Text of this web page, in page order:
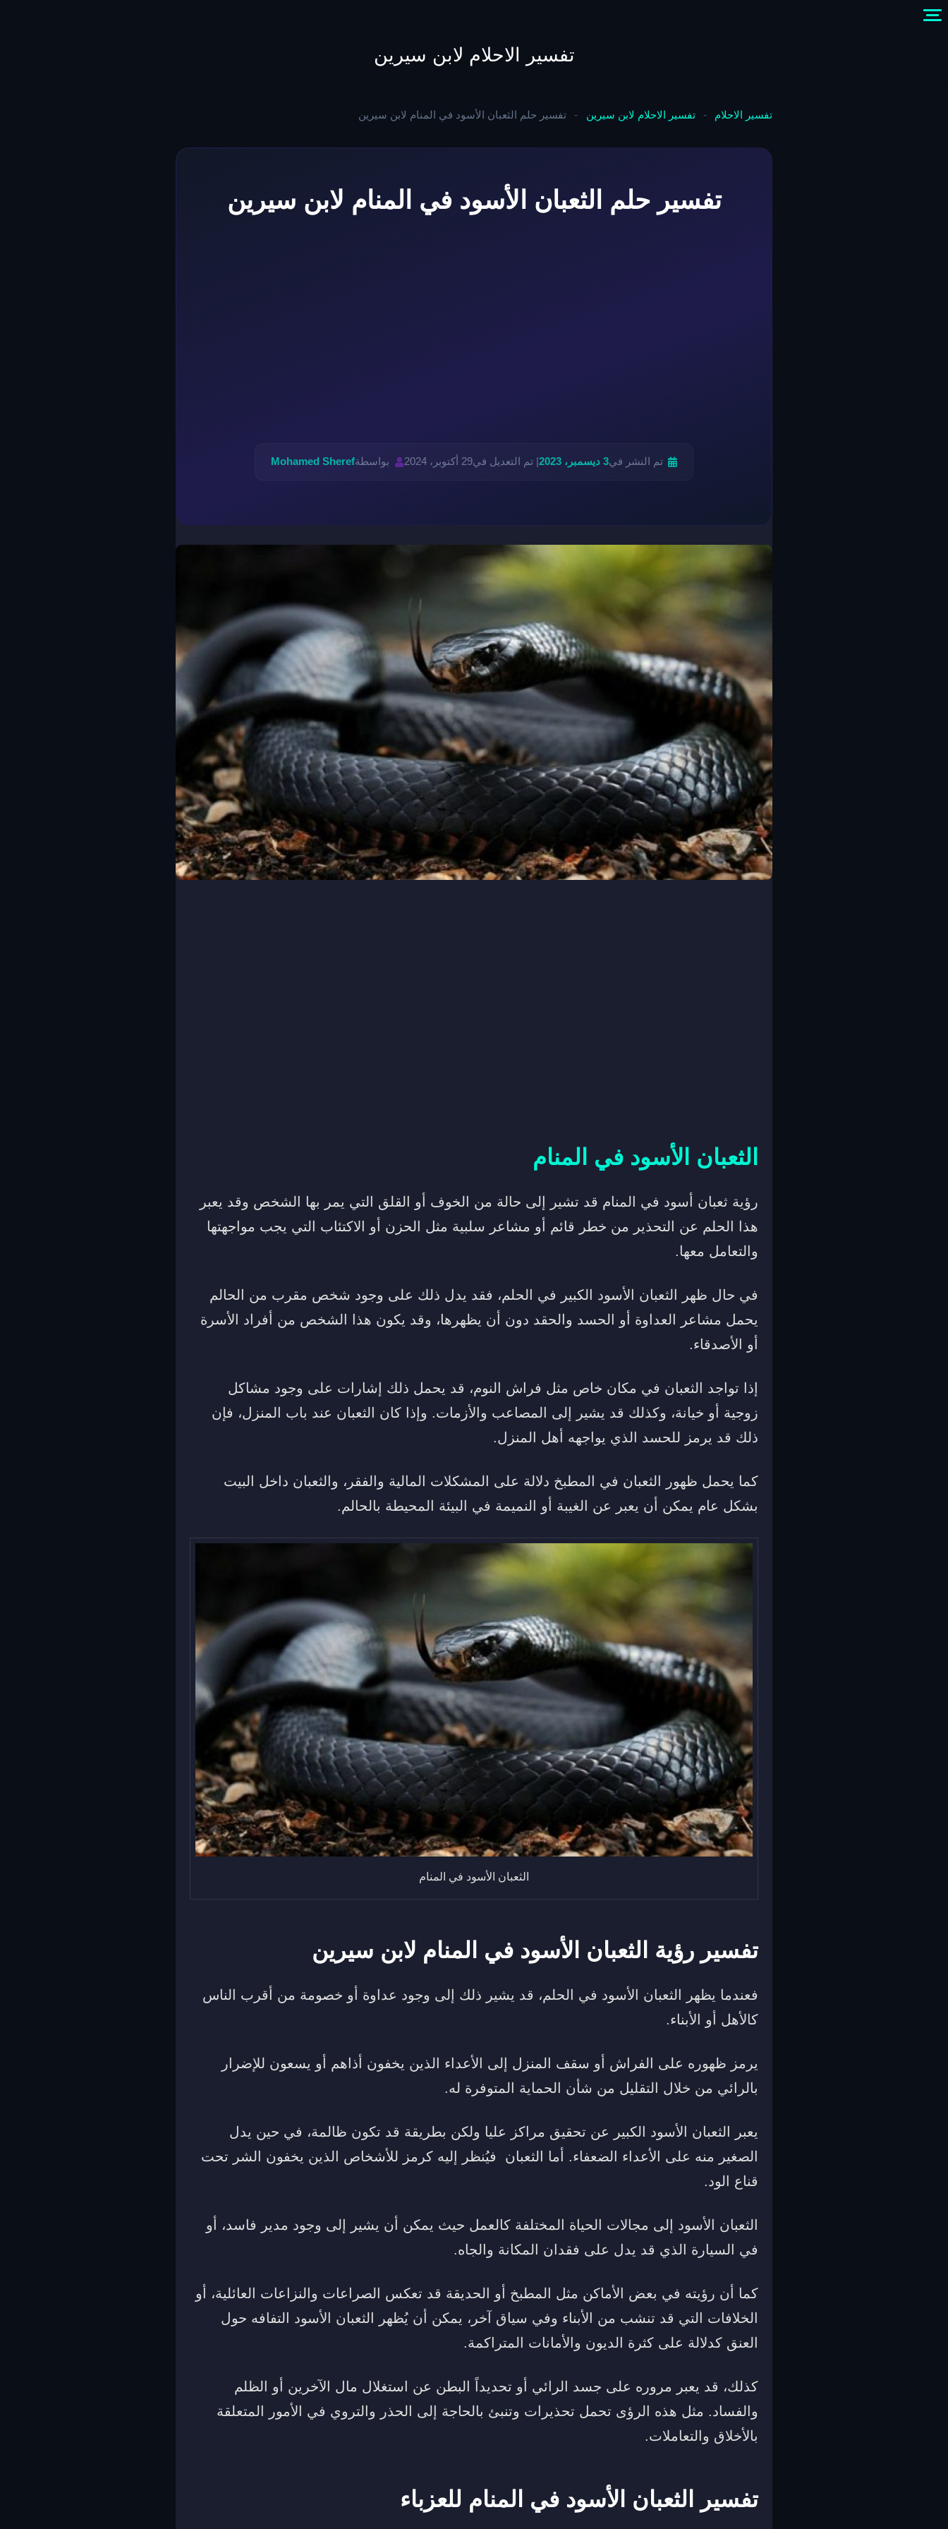
تفسير الاحلام لابن سيرين
تفسير الاحلام - تفسير الاحلام لابن سيرين - تفسير حلم الثعبان الأسود في المنام لابن سيرين
تفسير حلم الثعبان الأسود في المنام لابن سيرين
تم النشر في3 ديسمبر، 2023 | تم التعديل في29 أكتوبر، 2024 بواسطةMohamed Sheref
الثعبان الأسود في المنام
رؤية ثعبان أسود في المنام قد تشير إلى حالة من الخوف أو القلق التي يمر بها الشخص وقد يعبر
هذا الحلم عن التحذير من خطر قائم أو مشاعر سلبية مثل الحزن أو الاكتئاب التي يجب مواجهتها
والتعامل معها.
في حال ظهر الثعبان الأسود الكبير في الحلم، فقد يدل ذلك على وجود شخص مقرب من الحالم
يحمل مشاعر العداوة أو الحسد والحقد دون أن يظهرها، وقد يكون هذا الشخص من أفراد الأسرة
أو الأصدقاء.
إذا تواجد الثعبان في مكان خاص مثل فراش النوم، قد يحمل ذلك إشارات على وجود مشاكل
زوجية أو خيانة، وكذلك قد يشير إلى المصاعب والأزمات. وإذا كان الثعبان عند باب المنزل، فإن
ذلك قد يرمز للحسد الذي يواجهه أهل المنزل.
كما يحمل ظهور الثعبان في المطبخ دلالة على المشكلات المالية والفقر، والثعبان داخل البيت
بشكل عام يمكن أن يعبر عن الغيبة أو النميمة في البيئة المحيطة بالحالم.
الثعبان الأسود في المنام
تفسير رؤية الثعبان الأسود في المنام لابن سيرين
فعندما يظهر الثعبان الأسود في الحلم، قد يشير ذلك إلى وجود عداوة أو خصومة من أقرب الناس
كالأهل أو الأبناء.
يرمز ظهوره على الفراش أو سقف المنزل إلى الأعداء الذين يخفون أذاهم أو يسعون للإضرار
بالرائي من خلال التقليل من شأن الحماية المتوفرة له.
يعبر الثعبان الأسود الكبير عن تحقيق مراكز عليا ولكن بطريقة قد تكون ظالمة، في حين يدل
الصغير منه على الأعداء الضعفاء. أما الثعبان فيُنظر إليه كرمز للأشخاص الذين يخفون الشر تحت
قناع الود.
الثعبان الأسود إلى مجالات الحياة المختلفة كالعمل حيث يمكن أن يشير إلى وجود مدير فاسد، أو
في السيارة الذي قد يدل على فقدان المكانة والجاه.
كما أن رؤيته في بعض الأماكن مثل المطبخ أو الحديقة قد تعكس الصراعات والنزاعات العائلية، أو
الخلافات التي قد تنشب من الأبناء وفي سياق آخر، يمكن أن يُظهر الثعبان الأسود التفافه حول
العنق كدلالة على كثرة الديون والأمانات المتراكمة.
كذلك، قد يعبر مروره على جسد الرائي أو تحديداً البطن عن استغلال مال الآخرين أو الظلم
والفساد. مثل هذه الرؤى تحمل تحذيرات وتنبئ بالحاجة إلى الحذر والتروي في الأمور المتعلقة
بالأخلاق والتعاملات.
تفسير الثعبان الأسود في المنام للعزباء